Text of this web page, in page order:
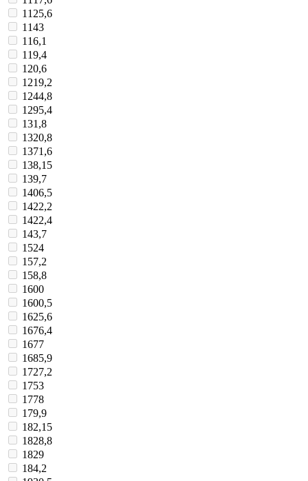
1125,6
1143
116,1
119,4
120,6
1219,2
1244,8
1295,4
131,8
1320,8
1371,6
138,15
139,7
1406,5
1422,2
1422,4
143,7
1524
157,2
158,8
1600
1600,5
1625,6
1676,4
1677
1685,9
1727,2
1753
1778
179,9
182,15
1828,8
1829
184,2